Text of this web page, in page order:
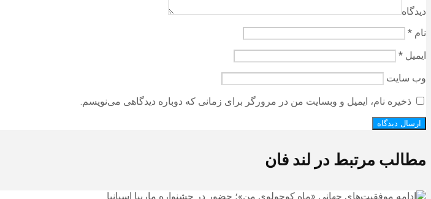
دیدگاه
نام *
ایمیل *
وب‌ سایت
ذخیره نام، ایمیل و وبسایت من در مرورگر برای زمانی که دوباره دیدگاهی می‌نویسم.
مطالب مرتبط در لند فان